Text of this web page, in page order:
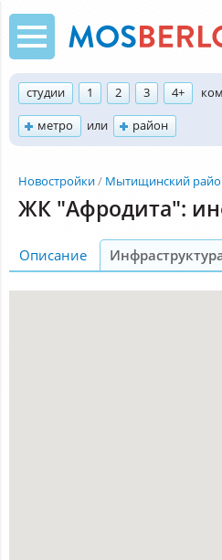
студии 1 2 3 4+
метро
или район
Новостройки Мытищинский
ЖК "Афродита":
Описание